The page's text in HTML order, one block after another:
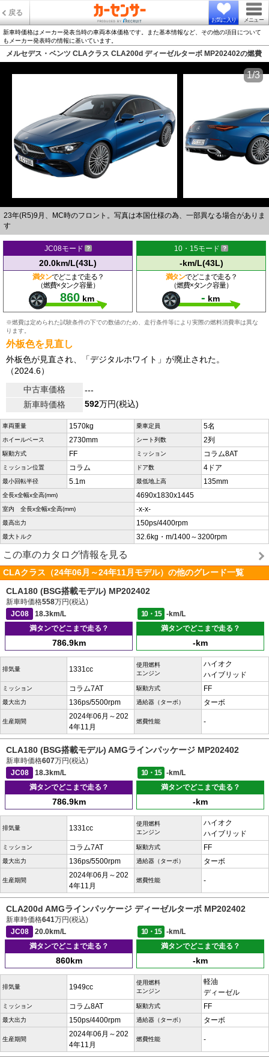
戻る
お気に入り メニュー
新車時価格はメーカー発表当時の車両本体価格です。また基本情報など、その他の項目について
もメーカー発表時の情報に基いています。
メルセデス・ベンツ CLAクラス CLA200d ディーゼルターボ MP202402の燃費
23年(R5)9月、MC時のフロント。写真は本国仕様の為、一部異なる場合がありま
す
1/3
JC08モード
20.0km/L(43L)
満タンでどこまで走る？
（燃費×タンク容量）
860 km
10・15モード
-km/L(43L)
満タンでどこまで走る？
（燃費×タンク容量）
- km
※燃費は定められた試験条件の下での数値のため、走行条件等により実際の燃料消費率は異な
ります。
外板色を見直し
外板色が見直され、「デジタルホワイト」が廃止された。
（2024.6）
中古車価格
---
新車時価格
592万円(税込)
車両重量 1570kg 乗車定員 5名
ホイールベース 2730mm シート列数 2列
駆動方式 FF ミッション コラム8AT
ミッション位置 コラム ドア数 4ドア
最小回転半径 5.1m 最低地上高 135mm
全長x全幅x全高(mm) 4690x1830x1445
室内 全長x全幅x全高(mm) -x-x-
最高出力 150ps/4400rpm
最大トルク 32.6kg・m/1400～3200rpm
この車のカタログ情報を見る
CLAクラス（24年06月～24年11月モデル）の他のグレード一覧
CLA180 (BSG搭載モデル) MP202402
新車時価格558万円(税込)
JC08
18.3km/L 10・15
-km/L
満タンでどこまで走る？
786.9km
満タンでどこまで走る？
-km
排気量 1331cc
使用燃料
エンジン
ハイオク
ハイブリッド
ミッション コラム7AT 駆動方式 FF
最大出力 136ps/5500rpm 過給器（ターボ） ターボ
生産期間
2024年06月～202
4年11月
燃費性能 -
CLA180 (BSG搭載モデル) AMGラインパッケージ MP202402
新車時価格607万円(税込)
JC08
18.3km/L 10・15
-km/L
満タンでどこまで走る？
786.9km
満タンでどこまで走る？
-km
排気量 1331cc
使用燃料
エンジン
ハイオク
ハイブリッド
ミッション コラム7AT 駆動方式 FF
最大出力 136ps/5500rpm 過給器（ターボ） ターボ
生産期間
2024年06月～202
4年11月
燃費性能 -
CLA200d AMGラインパッケージ ディーゼルターボ MP202402
新車時価格641万円(税込)
JC08
20.0km/L 10・15
-km/L
満タンでどこまで走る？
860km
満タンでどこまで走る？
-km
排気量 1949cc
使用燃料
エンジン
軽油
ディーゼル
ミッション コラム8AT 駆動方式 FF
最大出力 150ps/4400rpm 過給器（ターボ） ターボ
生産期間
2024年06月～202
4年11月
燃費性能 -